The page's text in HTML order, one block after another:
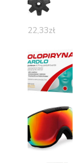
22,33zł